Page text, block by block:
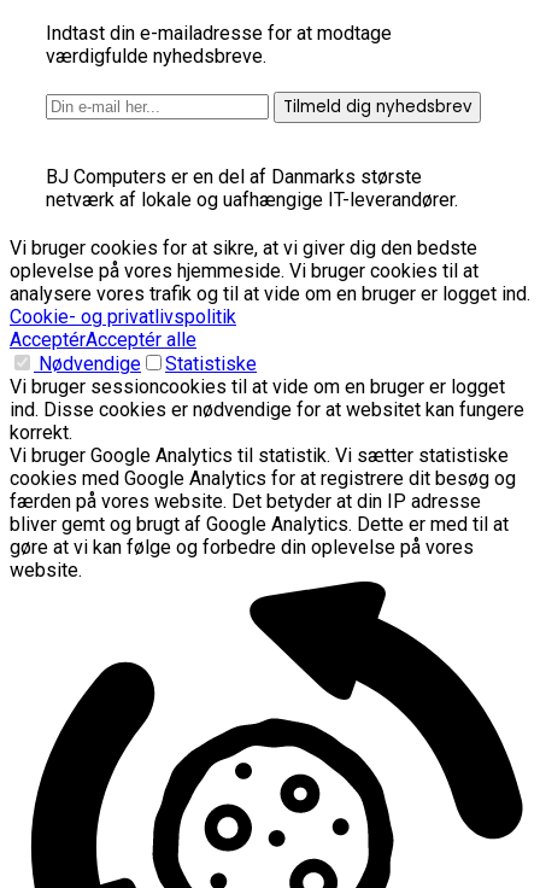
Indtast din e-mailadresse for at modtage
værdigfulde nyhedsbreve.
Tilmeld dig nyhedsbrev
BJ Computers er en del af Danmarks største
netværk af lokale og uafhængige IT-leverandører.
Vi bruger cookies for at sikre, at vi giver dig den bedste
oplevelse på vores hjemmeside. Vi bruger cookies til at
analysere vores trafik og til at vide om en bruger er logget ind.
Cookie- og privatlivspolitik
AcceptérAcceptér alle
Nødvendige
Statistiske
Vi bruger sessioncookies til at vide om en bruger er logget
ind. Disse cookies er nødvendige for at websitet kan fungere
korrekt.
Vi bruger Google Analytics til statistik. Vi sætter statistiske
cookies med Google Analytics for at registrere dit besøg og
færden på vores website. Det betyder at din IP adresse
bliver gemt og brugt af Google Analytics. Dette er med til at
gøre at vi kan følge og forbedre din oplevelse på vores
website.